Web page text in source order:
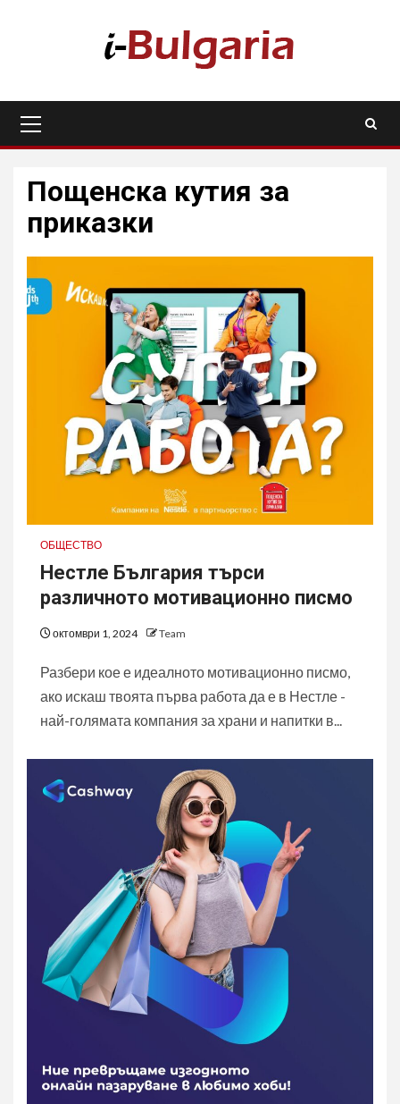
Menu
Пощенска кутия за
приказки
ОБЩЕСТВО
Нестле България търси
различното мотивационно писмо
октомври 1, 2024 Team
Разбери кое е идеалното мотивационно писмо,
ако искаш твоята първа работа да е в Нестле -
най-голямата компания за храни и напитки в...